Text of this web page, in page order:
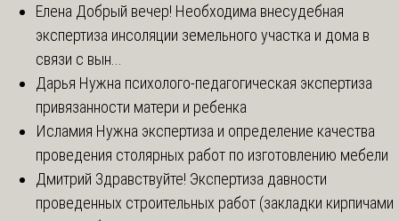
Елена Добрый вечер! Необходима внесудебная
экспертиза инсоляции земельного участка и дома в
связи с вын...
Дарья Нужна психолого-педагогическая экспертиза
привязанности матери и ребенка
Исламия Нужна экспертиза и определение качества
проведения столярных работ по изготовлению мебели
Дмитрий Здравствуйте! Экспертиза давности
проведенных строительных работ (закладки кирпичами